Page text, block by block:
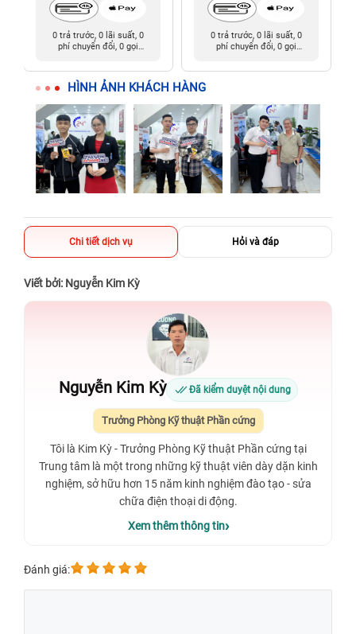
0 trả trước, 0 lãi suất, 0
phí chuyển đổi, 0 gọi
0 trả trước, 0 lãi suất, 0
phí chuyển đổi, 0 gọi
HÌNH ẢNH KHÁCH HÀNG
Chi tiết dịch vụ Hỏi và đáp
Viết bởi: Nguyễn Kim Kỳ
Nguyễn Kim Kỳ Đã kiểm duyệt nội dung
Trưởng Phòng Kỹ thuật Phần cứng
Tôi là Kim Kỳ - Trưởng Phòng Kỹ thuật Phần cứng tại
Trung tâm là một trong những kỹ thuật viên dày dặn kinh
nghiệm, sở hữu hơn 15 năm kinh nghiệm đào tạo - sửa
chữa điện thoại di động.
Xem thêm thông tin
Đánh giá: